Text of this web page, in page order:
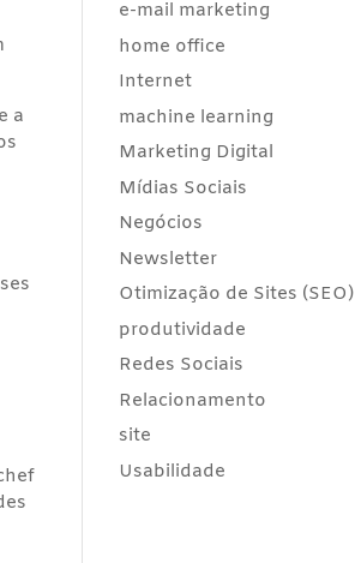
a
e-mail marketing
home office
Internet
machine learning
Marketing Digital
Mídias Sociais
Negócios
Newsletter
Otimização de Sites (SEO)
produtividade
Redes Sociais
Relacionamento
site
Usabilidade